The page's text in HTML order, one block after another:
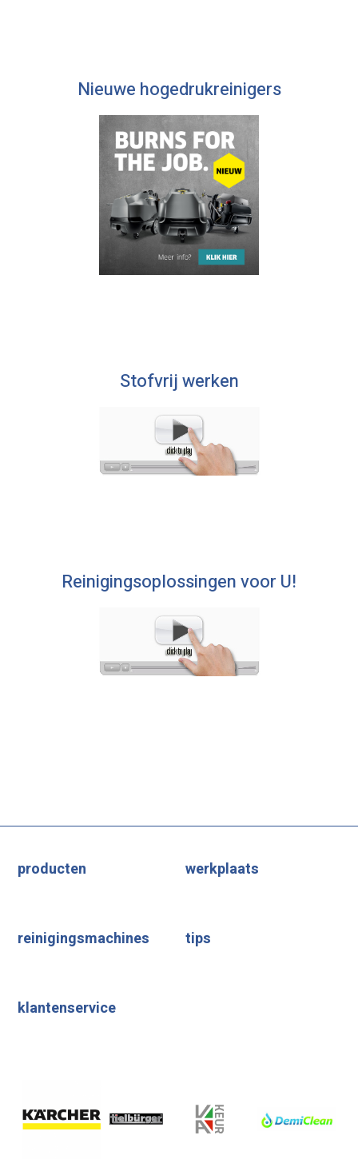
Nieuwe hogedrukreinigers
Stofvrij werken
Reinigingsoplossingen voor U!
producten werkplaats
reinigingsmachines tips
klantenservice